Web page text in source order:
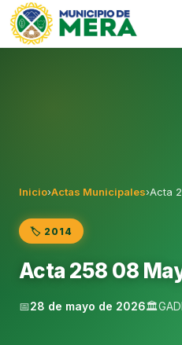
Gobierno Autónomo
Inicio›Actas Municipales›Acta
🏷️ 2014
Acta 258 08
📅28 de mayo de 2026🏛️